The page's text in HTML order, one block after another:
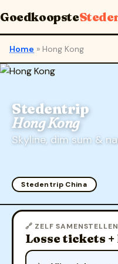
Goedkoopste
Home » Hong Kong
Stedentrip China
Stedentrip
Hong Kong
Skyline, dim sum &
🔗 ZELF SAMENSTELLEN
Losse tickets